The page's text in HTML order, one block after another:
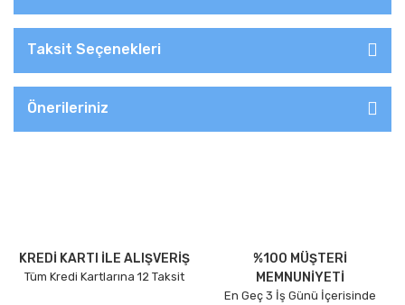
Taksit Seçenekleri
Önerileriniz
KREDİ KARTI İLE ALIŞVERİŞ
Tüm Kredi Kartlarına 12 Taksit
%100 MÜŞTERİ
MEMNUNİYETİ
En Geç 3 İş Günü İçerisinde